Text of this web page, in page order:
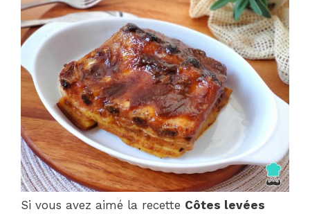
Si vous avez aimé la recette Côtes levées